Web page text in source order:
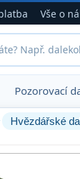
Vše o
Pozorovací
Hvězdářské